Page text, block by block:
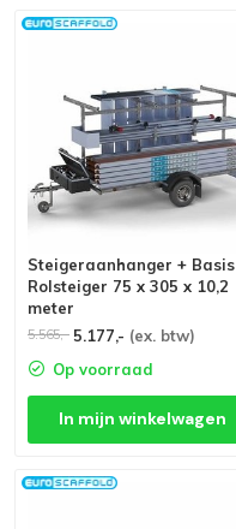
Steigeraanhanger + Basis
Rolsteiger 75 x 305 x 10,2
meter
5.565,- 5.177,- (ex. btw)
Op voorraad
In mijn winkelwagen